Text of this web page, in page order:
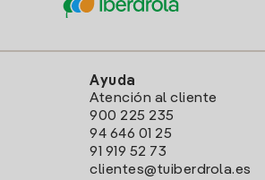
Ayuda
Atención al cliente
900 225 235
94 646 01 25
91 919 52 73
clientes@tuiberdrola.es